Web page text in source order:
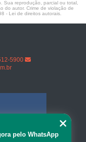
Sua reprodução, parcial ou total,
do autor. Crime de violação de
- Lei de direitos autorais
5900
pelo WhatsApp